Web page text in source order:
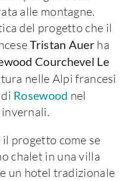
alle montagne.
del progetto che il
Tristan Auer ha
Courchevel Le
nelle Alpi francesi
Rosewood nel
progetto come se
chalet in una villa
un hotel tradizionale